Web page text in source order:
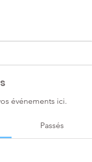
événements ici.
Passés